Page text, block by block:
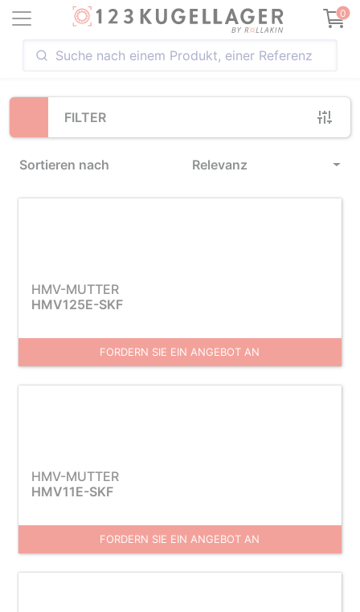
0
FILTER
Sortieren nach Relevanz
Loading...
HMV-MUTTER
HMV125E-SKF
FORDERN SIE EIN ANGEBOT AN
HMV-MUTTER
HMV11E-SKF
FORDERN SIE EIN ANGEBOT AN